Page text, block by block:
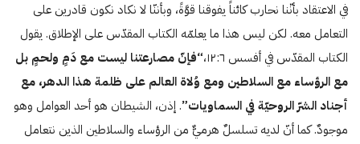
في الاعتقاد بأنّنا نحارب كائناً يفوقنا قوَّةً، وبأننّا لا نكاد نكون قادرين على
التعامل معه. لكن ليس هذا ما يعلمّه الكتاب المقدّس على الإطلاق. يقول
الكتاب المقدّس في أفسس ۱۲:٦،
“فإنّ مصارعتنا ليست مع دَمٍ ولحمٍ بل
مع الرؤساء مع السلاطين ومع وُلاة العالم على ظلمة هذا الدهر، مع
أجناد الشرّ الروحيّة في السماويات”. إذن، الشيطان هو أحد العوامل وهو
موجودٌ. كما أنّ لديه تسلسلٌ هرميٌّ من الرؤساء والسلاطين الذين نتعامل